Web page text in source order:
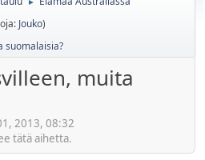
►
Jouko)
suomalaisia?
muita
2013, 08:32
tätä aihetta.